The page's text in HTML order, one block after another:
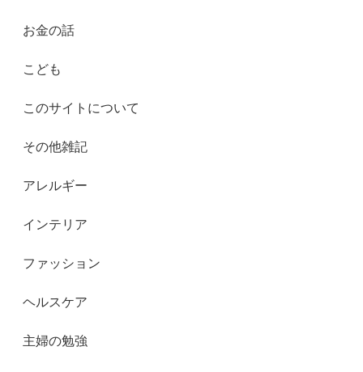
お金の話
こども
このサイトについて
その他雑記
アレルギー
インテリア
ファッション
ヘルスケア
主婦の勉強